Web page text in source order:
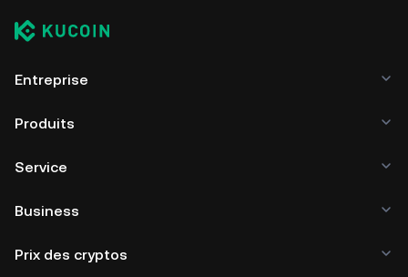
Entreprise
Produits
Service
Business
Prix des cryptos